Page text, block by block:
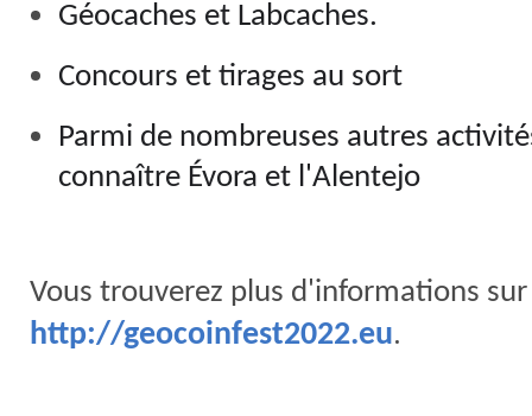
Géocaches et Labcaches.
Concours et tirages au sort
Parmi de nombreuses autres
connaître Évora et l'Alentejo
Vous trouverez plus d'informations
http://geocoinfest2022.eu.